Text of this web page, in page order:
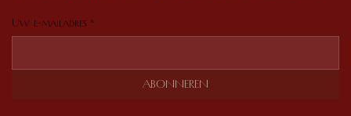
Uw e-mailadres *
ABONNEREN